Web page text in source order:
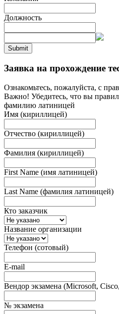
Должность
Submit
Заявка на прохождение
Ознакомьтесь, пожалуйста, с
Важно! Убедитесь, что вы
фамилию латиницей
Имя (кириллицей)
Отчество (кириллицей)
Фамилия (кириллицей)
First Name (имя латиницей)
Last Name (фамилия латиницей)
Кто заказчик
Название организации
Телефон (сотовый)
E-mail
Вендор экзамена (Microsoft,
№ экзамена